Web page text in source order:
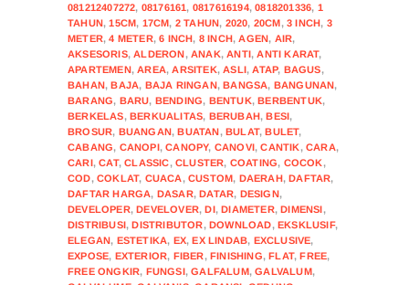
081212407272, 08176161, 0817616194,0818201336, 1
TAHUN,15CM, 17CM, 2 TAHUN, 2020, 20CM,3 INCH, 3
METER,4 METER,6 INCH, 8 INCH,AGEN, AIR,
AKSESORIS,ALDERON,ANAK,ANTI,ANTI KARAT,
APARTEMEN,AREA,ARSITEK,ASLI,ATAP, BAGUS,
BAHAN,BAJA, BAJA RINGAN,BANGSA, BANGUNAN,
BARANG, BARU, BENDING, BENTUK,BERBENTUK,
BERKELAS,BERKUALITAS, BERUBAH,BESI,
BROSUR, BUANGAN,BUATAN,BULAT,BULET,
CABANG, CANOPI,CANOPY, CANOVI,CANTIK,CARA,
CARI,CAT,CLASSIC,CLUSTER, COATING, COCOK,
COD,COKLAT, CUACA,CUSTOM, DAERAH,DAFTAR,
DAFTAR HARGA, DASAR,DATAR, DESIGN,
DEVELOPER,DEVELOVER,DI,DIAMETER,DIMENSI,
DISTRIBUSI,DISTRIBUTOR,DOWNLOAD,EKSKLUSIF,
ELEGAN, ESTETIKA, EX,EX LINDAB, EXCLUSIVE,
EXPOSE, EXTERIOR, FIBER,FINISHING,FLAT,FREE,
FREE ONGKIR, FUNGSI,GALFALUM,GALVALUM,